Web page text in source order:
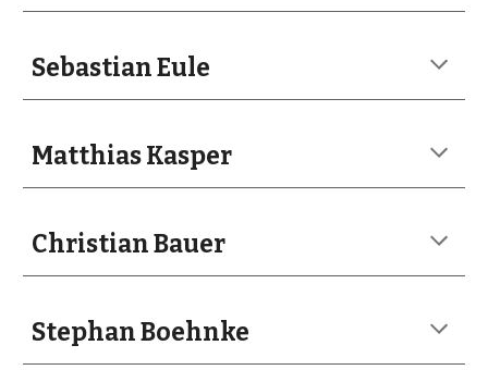
Sebastian Eule
Matthias Kasper
Christian Bauer
Stephan Boehnke